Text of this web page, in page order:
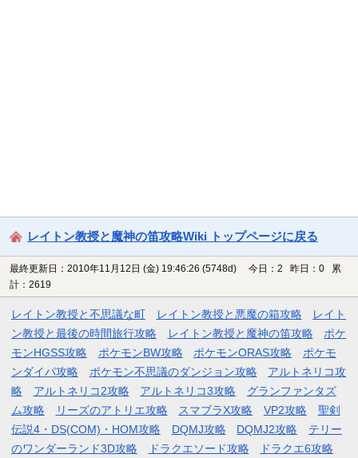
レイトン教授と魔神の笛攻略Wiki トップページに戻る
最終更新日：2010年11月12日 (金) 19:46:26 (5748d)
今日：2 昨日：0 累
計：2619
レイトン教授と不思議な町 レイトン教授と悪魔の箱攻略
レイト
ン教授と最後の時間旅行攻略
レイトン教授と魔神の笛攻略
ポケ
モンHGSS攻略
ポケモンBW攻略 ポケモンORAS攻略
ポケモ
ンダイパ攻略
ポケモン不思議のダンジョン攻略
アルトネリコ攻
略
アルトネリコ2攻略 アルトネリコ3攻略
グランファンタズ
ム攻略
リーズのアトリエ攻略 スマブラX攻略 VP2攻略
聖剣
伝説4・DS(COM)・HOM攻略
DQMJ攻略 DQMJ2攻略
テリー
のワンダーランド3D攻略
ドラクエソード攻略 ドラクエ6攻略